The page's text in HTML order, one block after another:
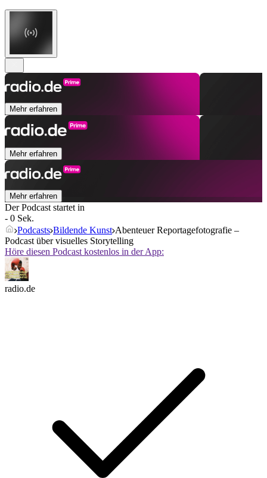
Mehr erfahren
Mehr erfahren
Mehr erfahren
Der Podcast startet in
- 0 Sek.
Podcasts Bildende Kunst Abenteuer Reportagefotografie –
Podcast über visuelles Storytelling
Höre diesen Podcast kostenlos in der App:
radio.de